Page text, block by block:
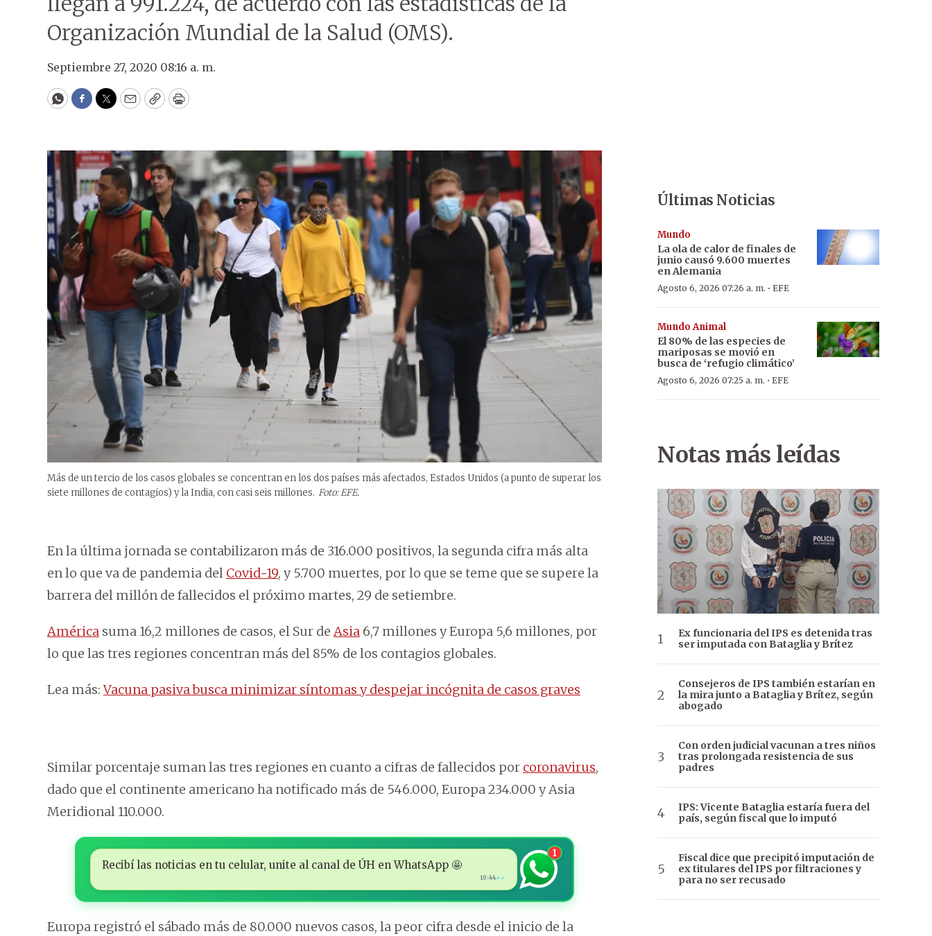
Organización Mundial de la Salud (OMS).
Septiembre 27, 2020 08:16 a. m.
WhatsApp
Facebook
Twitter
EmailCopyPrint
Más de un tercio de los casos globales se concentran en los dos países más afectados, Estados Unidos (a punto de superar los
siete millones de contagios) y la India, con casi seis millones. Foto: EFE.
En la última jornada se contabilizaron más de 316.000 positivos, la segunda cifra más alta
en lo que va de pandemia del Covid-19, y 5.700 muertes, por lo que se teme que se supere la
barrera del millón de fallecidos el próximo martes, 29 de setiembre.
América suma 16,2 millones de casos, el Sur de Asia 6,7 millones y Europa 5,6 millones, por
lo que las tres regiones concentran más del 85% de los contagios globales.
Lea más:Vacuna pasiva busca minimizar síntomas y despejar incógnita de casos graves
Similar porcentaje suman las tres regiones en cuanto a cifras de fallecidos por coronavirus,
dado que el continente americano ha notificado más de 546.000, Europa 234.000 y Asia
Meridional 110.000.
Recibí las noticias en tu celular, unite al canal de ÚH en WhatsApp 🤩
10:44✓✓
1
Europa registró el sábado más de 80.000 nuevos casos, la peor cifra desde el inicio de la
Últimas Noticias
Mundo
La ola de calor de finales de
junio causó 9.600 muertes
en Alemania
Agosto 6, 2026 07:26 a. m. · EFE
Mundo Animal
El 80% de las especies de
mariposas se movió en
busca de ‘refugio climático’
Agosto 6, 2026 07:25 a. m. · EFE
Notas más leídas
Ex funcionaria del IPS es detenida tras
ser imputada con Bataglia y Brítez
Consejeros de IPS también estarían en
la mira junto a Bataglia y Brítez, según
abogado
Con orden judicial vacunan a tres niños
tras prolongada resistencia de sus
padres
IPS: Vicente Bataglia estaría fuera del
país, según fiscal que lo imputó
Fiscal dice que precipitó imputación de
ex titulares del IPS por filtraciones y
para no ser recusado